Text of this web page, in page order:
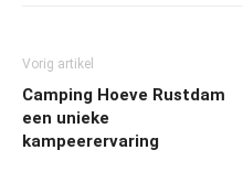
Vorig artikel
Camping Hoeve Rustdam
een unieke
kampeerervaring